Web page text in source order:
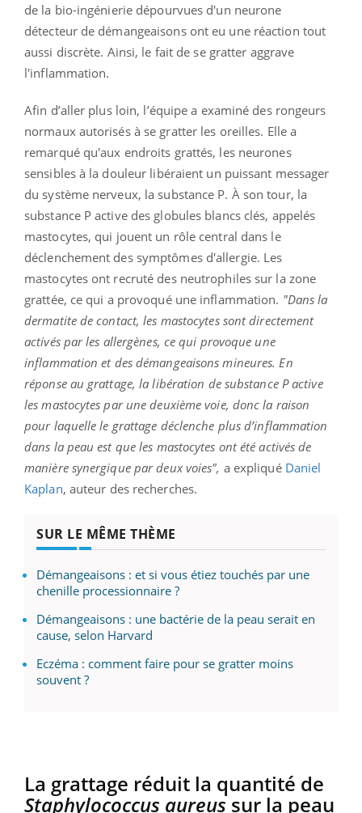
de la bio-ingénierie dépourvues d'un neurone
détecteur de démangeaisons ont eu une réaction tout
aussi discrète. Ainsi, le fait de se gratter aggrave
l'inflammation.
Afin d’aller plus loin, l’équipe a examiné des rongeurs
normaux autorisés à se gratter les oreilles. Elle a
remarqué qu'aux endroits grattés, les neurones
sensibles à la douleur libéraient un puissant messager
du système nerveux, la substance P. À son tour, la
substance P active des globules blancs clés, appelés
mastocytes, qui jouent un rôle central dans le
déclenchement des symptômes d'allergie. Les
mastocytes ont recruté des neutrophiles sur la zone
grattée, ce qui a provoqué une inflammation. "Dans la
dermatite de contact, les mastocytes sont directement
activés par les allergènes, ce qui provoque une
inflammation et des démangeaisons mineures. En
réponse au grattage, la libération de substance P active
les mastocytes par une deuxième voie, donc la raison
pour laquelle le grattage déclenche plus d’inflammation
dans la peau est que les mastocytes ont été activés de
manière synergique par deux voies", a expliqué Daniel
Kaplan, auteur des recherches.
SUR LE MÊME THÈME
Démangeaisons : et si vous étiez touchés par une
chenille processionnaire ?
Démangeaisons : une bactérie de la peau serait en
cause, selon Harvard
Eczéma : comment faire pour se gratter moins
souvent ?
La grattage réduit la quantité de
Staphylococcus aureussur la peau